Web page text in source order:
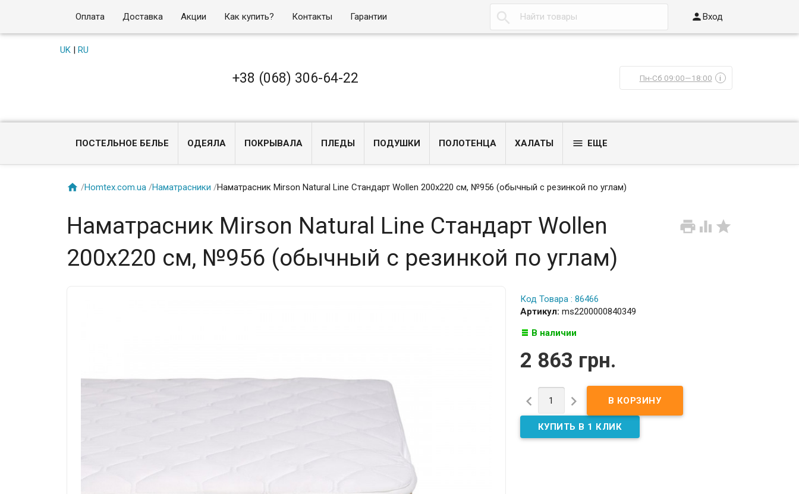
Оплата Доставка Акции Как купить? Контакты Гарантии  Вход
UK| RU
+38 (068) 306-64-22 Пн-Сб 09:00—18:00 i
ПОСТЕЛЬНОЕ БЕЛЬЕ ОДЕЯЛА ПОКРЫВАЛА ПЛЕДЫ ПОДУШКИ ПОЛОТЕНЦА ХАЛАТЫ  ЕЩЕ
 /Homtex.com.ua /Наматрасники /Наматрасник Mirson Natural Line Стандарт Wollen 200x220 см, №956 (обычный с резинкой по углам)
  
Наматрасник Mirson Natural Line Стандарт Wollen
200x220 см, №956 (обычный с резинкой по углам)
Код Товара : 86466
Артикул: ms2200000840349
В наличии
2 863 грн.
 